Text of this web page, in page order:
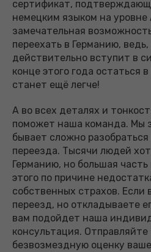
сертификат,
немецким языком на уровне
замечательная
переехать в Германию,
действительно вступит в
конце этого года остаться
станет ещё легче!
А во всех деталях и
поможет наша команда. Мы
бывает сложно
переезда. Тысячи людей
Германию, но большая
этого по причине
собственных страхов. Если
переезд, но откладываете
вам подойдет наша
консультация.
безвозмездную оценку